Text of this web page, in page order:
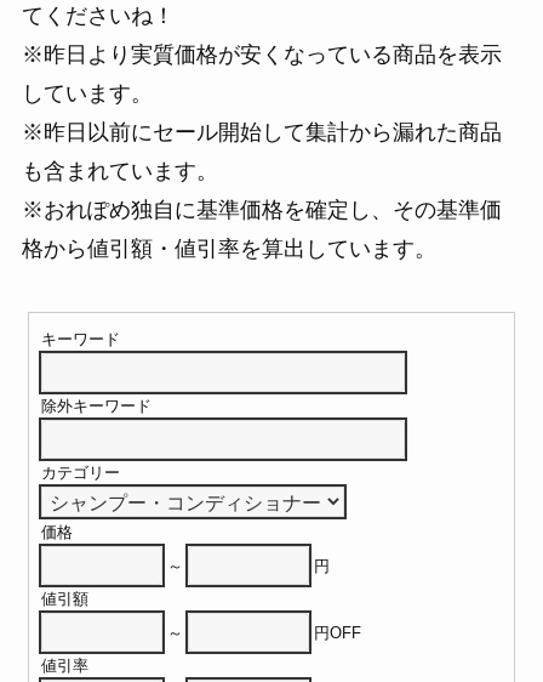
てくださいね！
※昨日より実質価格が安くなっている商品を表示
しています。
※昨日以前にセール開始して集計から漏れた商品
も含まれています。
※おれぽめ独自に基準価格を確定し、その基準価
格から値引額・値引率を算出しています。
キーワード
除外キーワード
カテゴリー
価格
～
円
値引額
～
円OFF
値引率